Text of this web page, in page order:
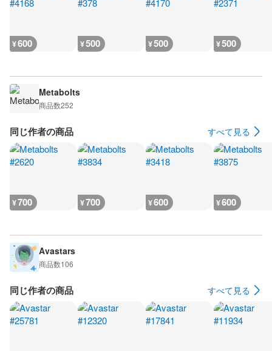
¥600 ¥500 ¥500 ¥500
Metabolts
商品数252
同じ作者の商品 すべて見る
¥700 ¥700 ¥600 ¥600
Avastars
商品数106
同じ作者の商品 すべて見る